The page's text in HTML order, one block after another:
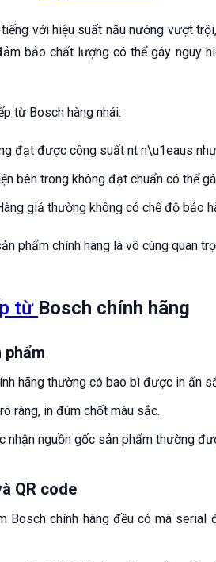
với hiệu suất nấu nướng vượt
bảo chất lượng có thể gây nguy
từ Bosch hàng nhái:
đạt được công suất nt n\u1eaus
bên trong không đạt chuẩn có thể
giả thường không có chế độ bảo
phẩm chính hãng là vô cùng quan
từ Bosch chính hãng
phẩm
hãng thường có bao bì được in ấn
ràng, in đúm chốt màu sắc.
nhận nguồn gốc sản phẩm thường
QR code
Bosch chính hãng đều có mã